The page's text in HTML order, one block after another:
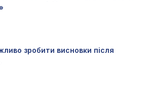
зробити висновки після